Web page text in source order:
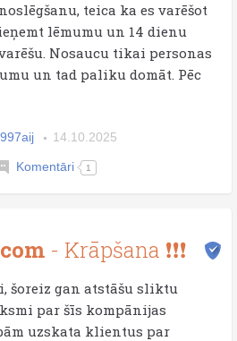
teica ka es varēšot
lēmumu un 14 dienu
Nosaucu tikai personas
un tad paliku domāt. Pēc
14.10.2025
Komentāri 1
- Krāpšana ❗❗❗
šoreiz gan atstāšu sliktu
par šīs kompānijas
uzskata klientus par